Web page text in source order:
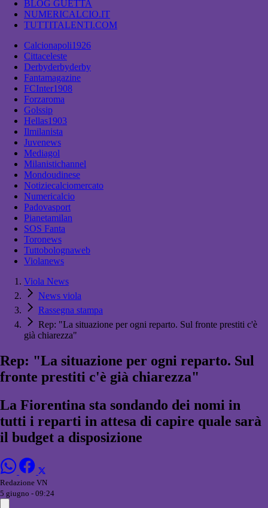
BLOG GUETTA
NUMERICALCIO.IT
TUTTITALENTI.COM
Calcionapoli1926
Cittaceleste
Derbyderbyderby
Fantamagazine
FCInter1908
Forzaroma
Golssip
Hellas1903
Ilmilanista
Juvenews
Mediagol
Milanistichannel
Mondoudinese
Notiziecalciomercato
Numericalcio
Padovasport
Pianetamilan
SOS Fanta
Toronews
Tuttobolognaweb
Violanews
Viola News
News viola
Rassegna stampa
Rep: "La situazione per ogni reparto. Sul fronte prestiti c'è
già chiarezza"
Rep: "La situazione per ogni reparto. Sul
fronte prestiti c'è già chiarezza"
La Fiorentina sta sondando dei nomi in
tutti i reparti in attesa di capire quale sarà
il budget a disposizione
Redazione VN
5 giugno - 09:24